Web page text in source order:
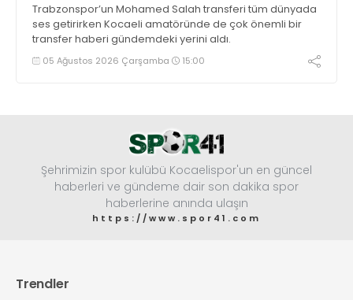
Trabzonspor’un Mohamed Salah transferi tüm dünyada
ses getirirken Kocaeli amatöründe de çok önemli bir
transfer haberi gündemdeki yerini aldı.
05 Ağustos 2026 Çarşamba 15:00
Şehrimizin spor kulübü Kocaelispor'un en güncel
haberleri ve gündeme dair son dakika spor
haberlerine anında ulaşın
https://www.spor41.com
Trendler